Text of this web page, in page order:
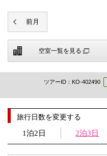
空室一覧を見る
ツアーID：KO-402490
旅行日数を変更する
1泊2日 2泊3日